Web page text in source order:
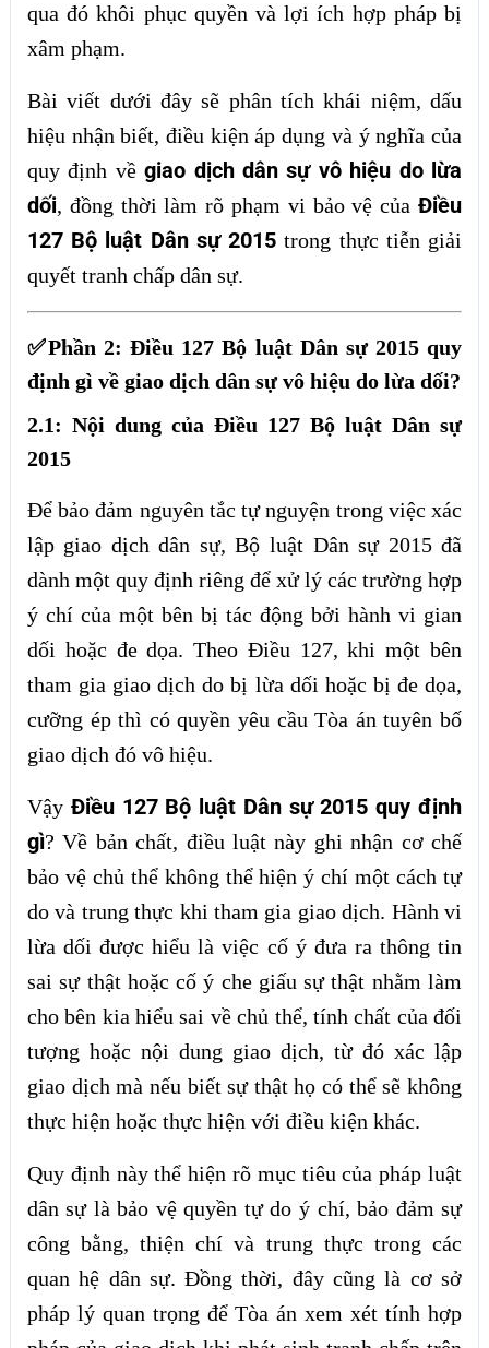
qua đó khôi phục quyền và lợi ích hợp pháp bị
xâm phạm.
Bài viết dưới đây sẽ phân tích khái niệm, dấu
hiệu nhận biết, điều kiện áp dụng và ý nghĩa của
quy định vềgiao dịch dân sự vô hiệu do lừa
dối, đồng thời làm rõ phạm vi bảo vệ củaĐiều
127 Bộ luật Dân sự 2015 trong thực tiễn giải
quyết tranh chấp dân sự.
✅Phần 2: Điều 127 Bộ luật Dân sự 2015 quy
định gì về giao dịch dân sự vô hiệu do lừa dối?
2.1: Nội dung của Điều 127 Bộ luật Dân sự
2015
Để bảo đảm nguyên tắc tự nguyện trong việc xác
lập giao dịch dân sự, Bộ luật Dân sự 2015 đã
dành một quy định riêng để xử lý các trường hợp
ý chí của một bên bị tác động bởi hành vi gian
dối hoặc đe dọa. Theo Điều 127, khi một bên
tham gia giao dịch do bị lừa dối hoặc bị đe dọa,
cưỡng ép thì có quyền yêu cầu Tòa án tuyên bố
giao dịch đó vô hiệu.
Vậy Điều 127 Bộ luật Dân sự 2015 quy định
gì? Về bản chất, điều luật này ghi nhận cơ chế
bảo vệ chủ thể không thể hiện ý chí một cách tự
do và trung thực khi tham gia giao dịch. Hành vi
lừa dối được hiểu là việc cố ý đưa ra thông tin
sai sự thật hoặc cố ý che giấu sự thật nhằm làm
cho bên kia hiểu sai về chủ thể, tính chất của đối
tượng hoặc nội dung giao dịch, từ đó xác lập
giao dịch mà nếu biết sự thật họ có thể sẽ không
thực hiện hoặc thực hiện với điều kiện khác.
Quy định này thể hiện rõ mục tiêu của pháp luật
dân sự là bảo vệ quyền tự do ý chí, bảo đảm sự
công bằng, thiện chí và trung thực trong các
quan hệ dân sự. Đồng thời, đây cũng là cơ sở
pháp lý quan trọng để Tòa án xem xét tính hợp